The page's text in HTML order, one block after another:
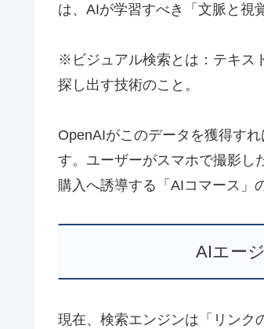
は、AIが学習すべき「文脈と視
※ビジュアル検索とは：テキス
探し出す技術のこと。
OpenAIがこのデータを獲得す
す。ユーザーがスマホで撮影し
購入へ誘導する「AIコマース」
AIエー
現在、検索エンジンは「リンク